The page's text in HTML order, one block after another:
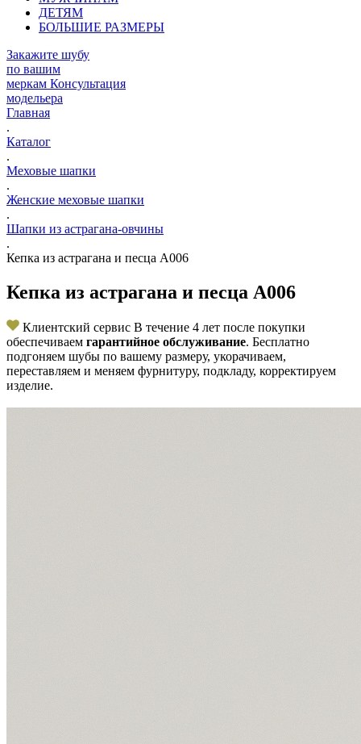
ДЕТЯМ
БОЛЬШИЕ РАЗМЕРЫ
Закажите шубу
по вашим
меркам Консультация
модельера
Главная
.
Каталог
.
Меховые шапки
.
Женские меховые шапки
.
Шапки из астрагана-овчины
.
Кепка из астрагана и песца А006
Кепка из астрагана и песца А006
Клиентский сервис В течение 4 лет после покупки
обеспечиваем гарантийное обслуживание. Бесплатно
подгоняем шубы по вашему размеру, укорачиваем,
переставляем и меняем фурнитуру, подкладу, корректируем
изделие.